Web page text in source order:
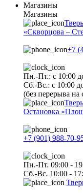
Магазины
Магазины
«Скворцова –
+7
Пн.-Пт.: с 10:00
Сб.-Вс.: с 10:00
(без перерыва на
Остановка
+7 (901) 988-70-
Пн.-Пт. 09:00 -
Сб.-Вс. 10:00 -